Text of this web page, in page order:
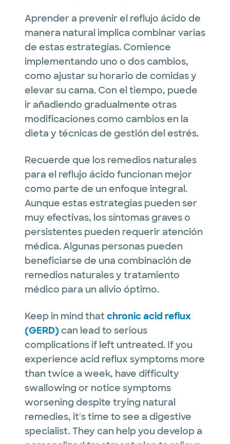
Aprender a prevenir el reflujo ácido de
manera natural implica combinar varias
de estas estrategias. Comience
implementando uno o dos cambios,
como ajustar su horario de comidas y
elevar su cama. Con el tiempo, puede
ir añadiendo gradualmente otras
modificaciones como cambios en la
dieta y técnicas de gestión del estrés.
Recuerde que los remedios naturales
para el reflujo ácido funcionan mejor
como parte de un enfoque integral.
Aunque estas estrategias pueden ser
muy efectivas, los síntomas graves o
persistentes pueden requerir atención
médica. Algunas personas pueden
beneficiarse de una combinación de
remedios naturales y tratamiento
médico para un alivio óptimo.
Keep in mind thatchronic acid reflux
(GERD)can lead to serious
complications if left untreated. If you
experience acid reflux symptoms more
than twice a week, have difficulty
swallowing or notice symptoms
worsening despite trying natural
remedies, it's time to see a digestive
specialist. They can help you develop a